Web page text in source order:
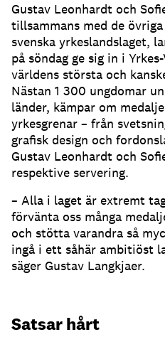
Gustav Leonhardt och
tillsammans med de
svenska yrkeslandslaget,
på söndag ge sig in i
världens största och
Nästan 1 300 ungdomar
länder, kämpar om
yrkesgrenar – från
grafisk design och
Gustav Leonhardt och
respektive servering.
– Alla i laget är extremt
förvänta oss många
och stötta varandra så
ingå i ett såhär ambitiöst
säger Gustav Langkjaer.
Satsar hårt